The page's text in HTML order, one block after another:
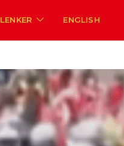
LENKER ENGLISH